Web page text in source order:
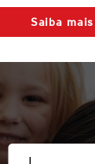
Saiba mais